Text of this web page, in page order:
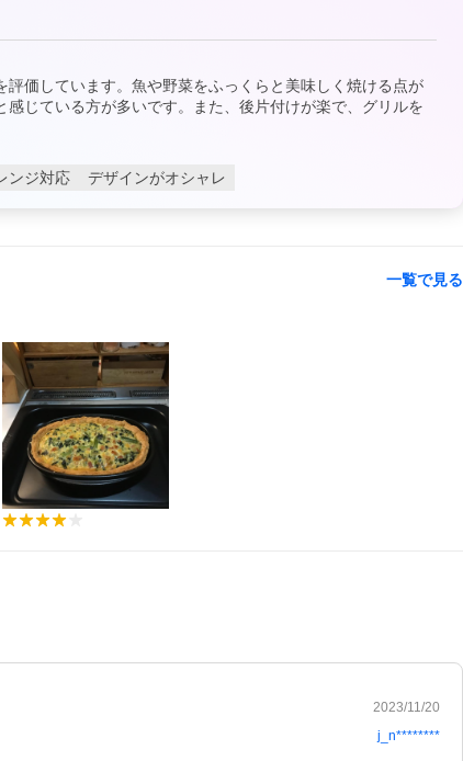
価しています。魚や野菜をふっくらと美味しく焼ける点が
じている方が多いです。また、後片付けが楽で、グリルを
ンジ対応 デザインがオシャレ
一覧で見る
2023/11/20
j_n********